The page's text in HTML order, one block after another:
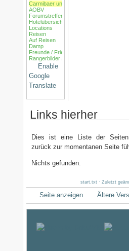
Carmibaer und seine Freunde
AOBV
Forumstreffen
Hotelübersicht /Motels
Locations
Reisen
Auf Reisen
Damp
Freunde / Friends
Rangerbilder / Ranger
Enable
Google
Translate
Links hierher
Dies ist eine Liste der
zurück zur momentanen Seite
Nichts gefunden.
start.txt · Zuletzt
Seite anzeigen Ältere